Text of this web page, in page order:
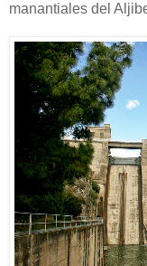
manantiales del